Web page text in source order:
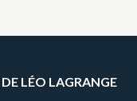
LÉO LAGRANGE